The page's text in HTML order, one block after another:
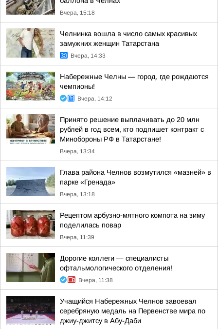
Вчера, 15:18
Челнинка вошла в число самых красивых
замужних женщин Татарстана
Вчера, 14:33
Набережные Челны — город, где рождаются
чемпионы!
Вчера, 14:12
Принято решение выплачивать до 20 млн
рублей в год всем, кто подпишет контракт с
Минобороны РФ в Татарстане!
Вчера, 13:34
Глава района Челнов возмутился «мазней» в
парке «Гренада»
Вчера, 13:18
Рецептом арбузно-мятного компота на зиму
поделилась повар
Вчера, 11:39
Дорогие коллеги — специалисты
офтальмологического отделения!
Вчера, 11:38
Учащийся Набережных Челнов завоевал
серебряную медаль на Первенстве мира по
джиу-джитсу в Абу-Даби